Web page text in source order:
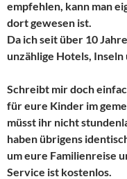
empfehlen, kann man
dort gewesen ist.
Da ich seit über 10
unzählige Hotels, Inseln
Schreibt mir doch
für eure Kinder im
müsst ihr nicht
haben übrigens
um eure Familienreise
Service ist kostenlos.